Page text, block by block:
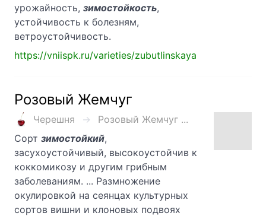
урожайность, зимостойкость,
устойчивость к болезням,
ветроустойчивость.
https://vniispk.ru/varieties/zubutlinskaya
Розовый Жемчуг
Черешня
Розовый Жемчуг ...
Сорт зимостойкий,
засухоустойчивый, высокоустойчив к
коккомикозу и другим грибным
заболеваниям. ... Размножение
окулировкой на сеянцах культурных
сортов вишни и клоновых подвоях